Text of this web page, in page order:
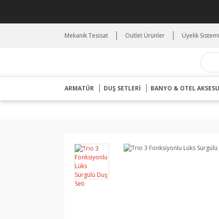
Mekanik Tesisat Outlet Ürünler Üyelik Sistemi
ARMATÜR DUŞ SETLERİ BANYO & OTEL